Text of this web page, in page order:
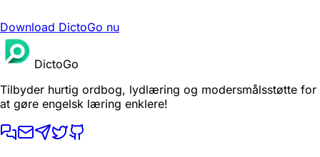
Download DictoGo nu
DictoGo
Tilbyder hurtig ordbog, lydlæring og modersmålsstøtte for
at gøre engelsk læring enklere!